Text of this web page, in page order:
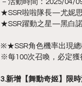
－活動時間：2025/04/
★SSR啦啦隊長—尤妮思
★SSR躍動之星—黑白諾
※★SSR角色機率出現總
※每100次召喚，必定
3.新增【舞動奇姬】限